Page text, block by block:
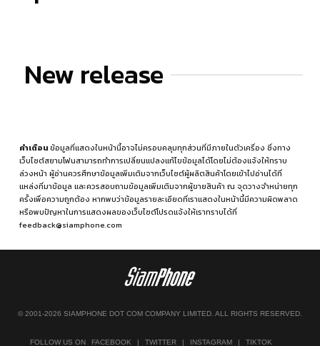
New release
คำเตือนข้อมูลที่แสดงในหน้านี้อาจไม่ครอบคลุมทุกส่วนที่มีภายในตัวเครื่อง ซึ่งทาง
เว็บไซต์สยามโฟนสามารถทำการเปลี่ยนแปลงแก้ไขข้อมูลได้โดยไม่ต้องแจ้งให้ทราบ
ล่วงหน้า ผู้อ่านควรศึกษาข้อมูลเพิ่มเติมจากเว็บไซต์ผู้ผลิตสินค้าโดยเข้าไปอ่านได้ที่
แหล่งที่มาข้อมูล และควรสอบถามข้อมูลเพิ่มเติมจากผู้ขายสินค้า ณ จุดวางจำหน่ายทุก
ครั้งเพื่อความถูกต้อง หากพบว่าข้อมูลรายละเอียดที่เราแสดงในหน้านี้มีความผิดพลาด
หรือพบปัญหาในการแสดงผลของเว็บไซต์โปรดแจ้งให้เราทราบได้ที่
feedback@siamphone.com
© 2001-2026 SIAMPHONE DOT COM COMPANY LIMITED. ALL RIGHTS RESERVED.
FOLLOW US ON FACEBOOK | TWITTER | INSTAGRAM | TIKTOK